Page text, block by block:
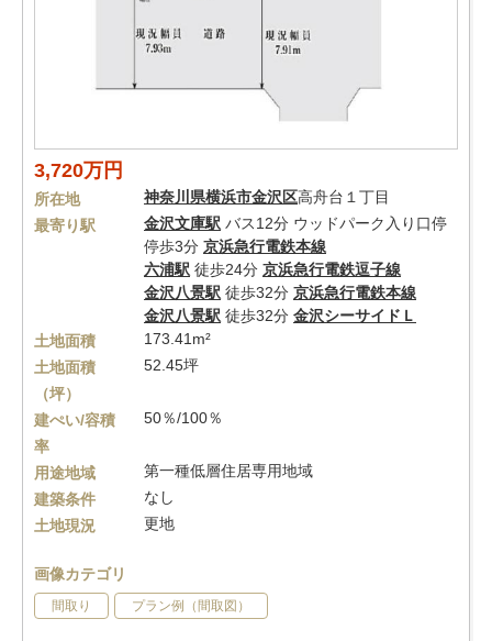
3,720万円
所在地 神奈川県横浜市金沢区高舟台１丁目
最寄り駅
金沢文庫駅 バス12分 ウッドパーク入り口停
停歩3分 京浜急行電鉄本線
六浦駅 徒歩24分 京浜急行電鉄逗子線
金沢八景駅 徒歩32分 京浜急行電鉄本線
金沢八景駅 徒歩32分 金沢シーサイドＬ
土地面積
173.41m²
土地面積
（坪）
52.45坪
建ぺい/容積
率
50％/100％
用途地域
第一種低層住居専用地域
建築条件
なし
土地現況
更地
画像カテゴリ
間取り プラン例（間取図）